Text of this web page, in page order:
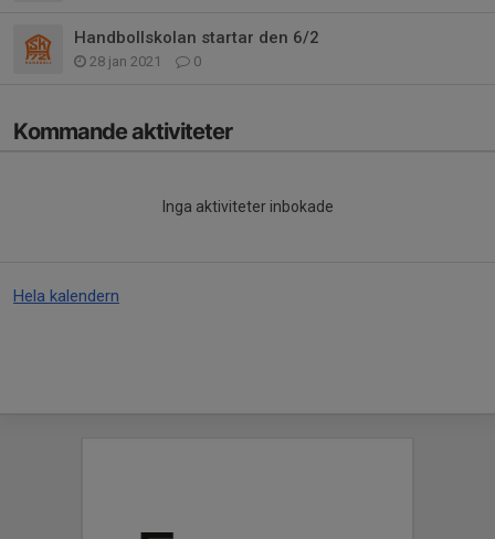
Handbollskolan startar den 6/2
28 jan 2021 0
Kommande aktiviteter
Inga aktiviteter inbokade
Hela kalendern